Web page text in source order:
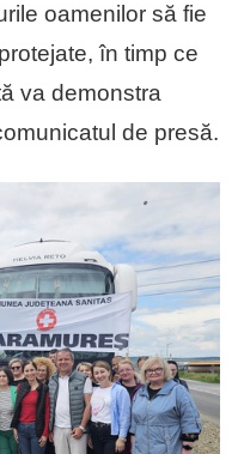
oamenilor să fie
în timp ce
va demonstra
de presă.